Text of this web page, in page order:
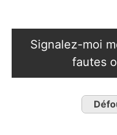
Signalez-moi
fautes